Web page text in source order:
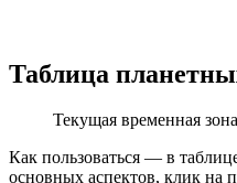
Таблица
Текущая временная
Как пользоваться — в
основных аспектов, клик на